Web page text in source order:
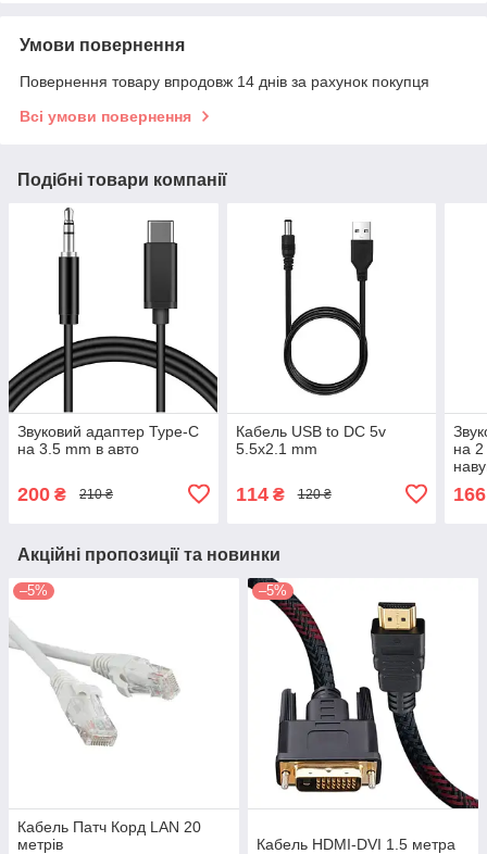
Умови повернення
Повернення товару впродовж 14 днів за рахунок покупця
Всі умови повернення
Подібні товари компанії
Звуковий адаптер Type-C
на 3.5 mm в авто
200 ₴ 210 ₴
Кабель USB to DC 5v
5.5x2.1 mm
114₴ 120 ₴
на
166
Акційні пропозиції та новинки
–5%
Кабель Патч Корд LAN 20
метрів
–5%
Кабель HDMI-DVI 1.5 метра